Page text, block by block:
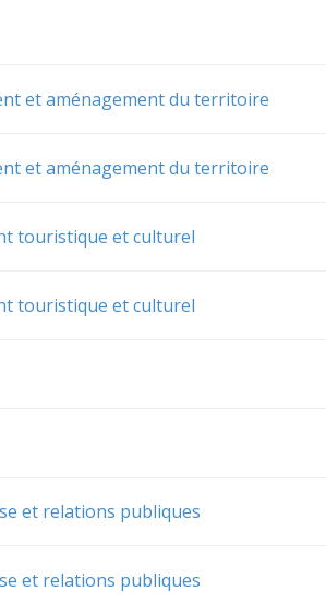
et aménagement du territoire
et aménagement du territoire
touristique et culturel
touristique et culturel
et relations publiques
et relations publiques